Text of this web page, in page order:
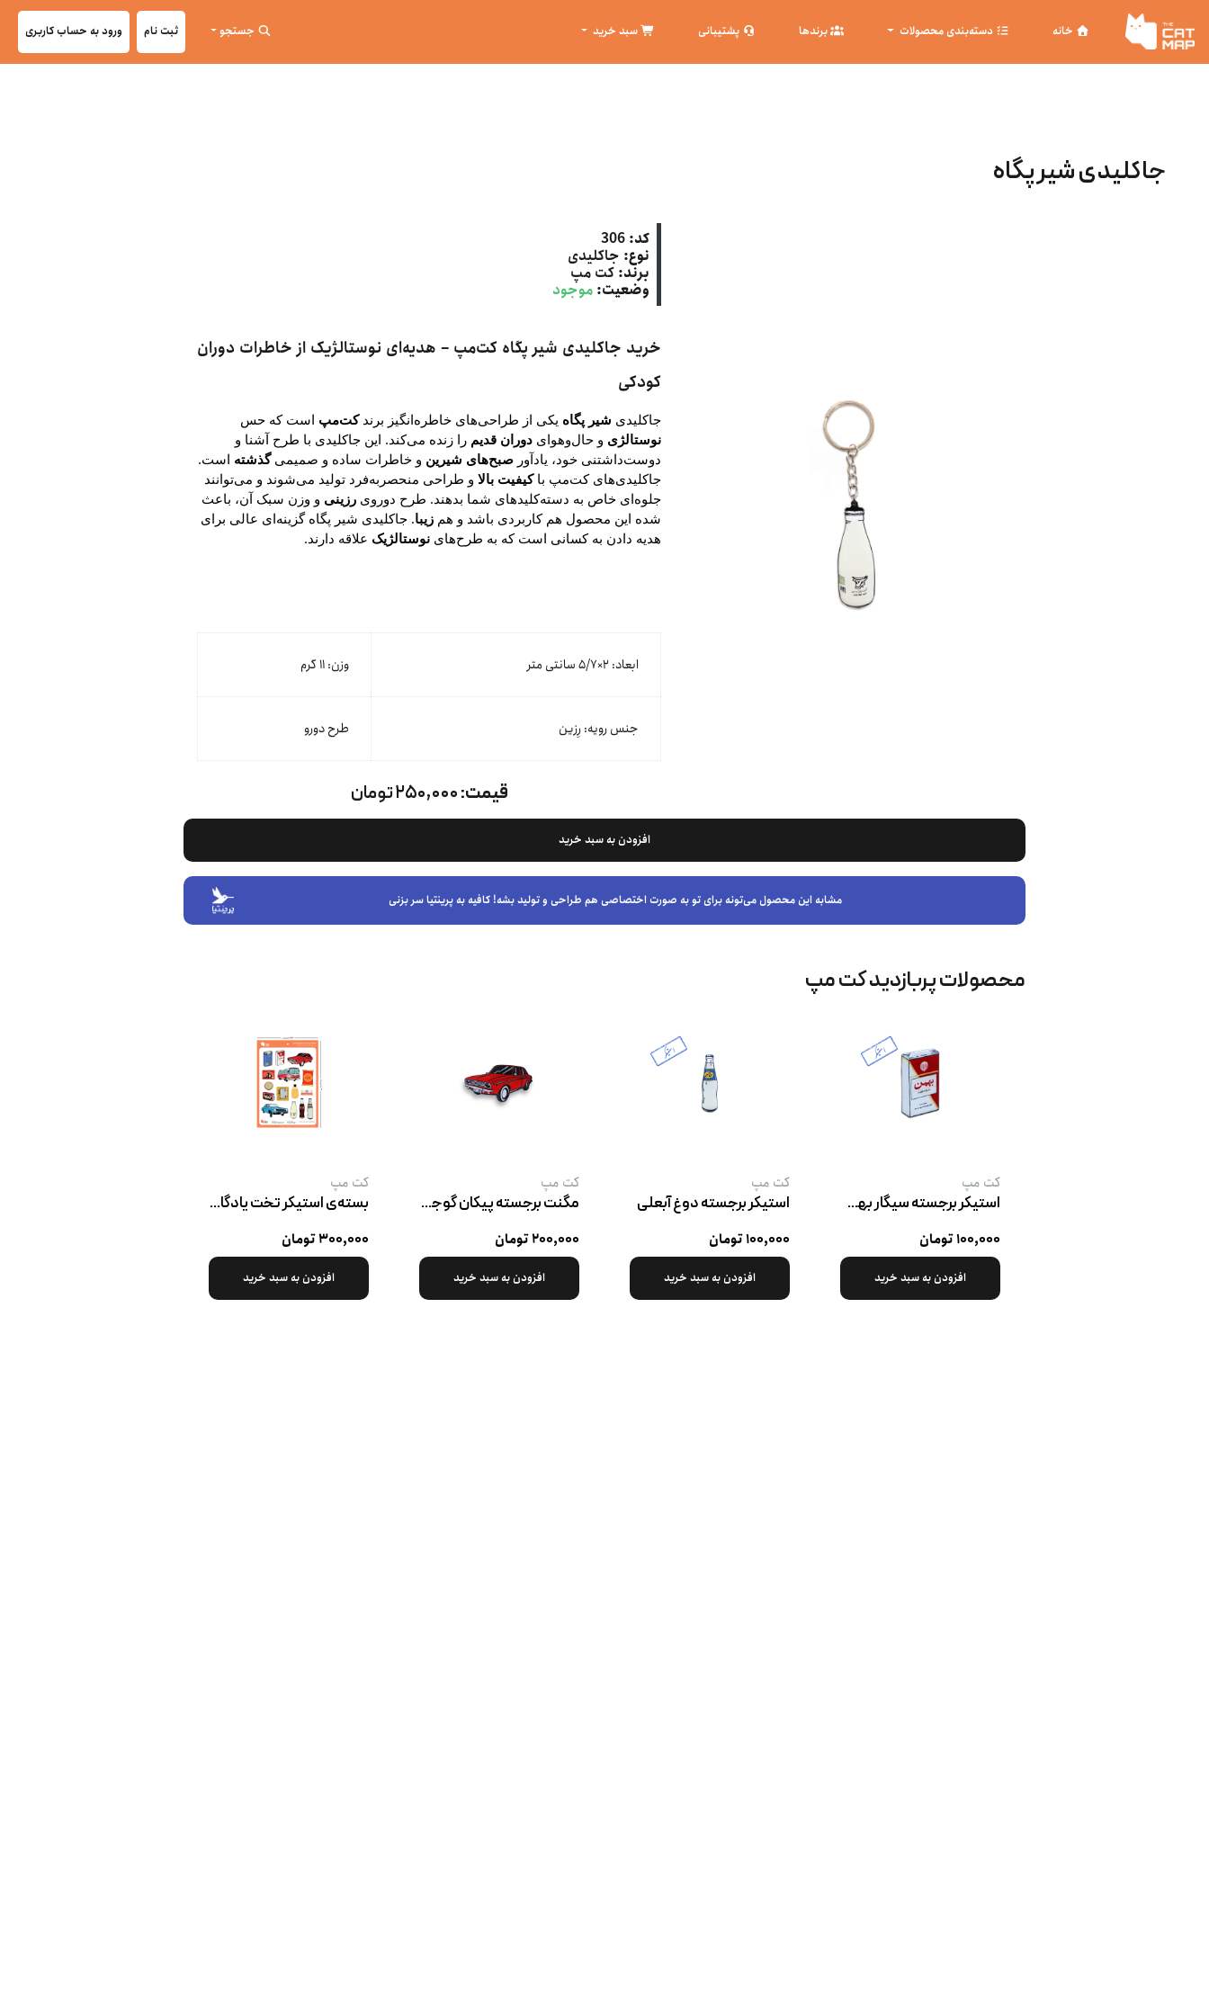
خانه دسته‌بندی محصولات برندها پشتیبانی سبد خرید جستجو ثبت نام ورود به حساب کاربری
جاکلیدی شیر پگاه
کد: 306
نوع: جاکلیدی
برند: کت‌ مپ
وضعیت: موجود
خرید جاکلیدی شیر پگاه کت‌مپ – هدیه‌ای نوستالژیک از خاطرات دوران
کودکی
جاکلیدی شیر پگاه یکی از طراحی‌های خاطره‌انگیز برندکت‌مپ است که حس
نوستالژی و حال‌وهوای دوران قدیم را زنده می‌کند. این جاکلیدی با طرح آشنا و
دوست‌داشتنی خود، یادآور صبح‌های شیرین و خاطرات ساده و صمیمیگذشته است.
جاکلیدی‌های کت‌مپ با کیفیت بالا و طراحی منحصربه‌فرد تولید می‌شوند و می‌توانند
جلوه‌ای خاص به دسته‌کلیدهای شما بدهند. طرح دوروی رزینی و وزن سبک آن، باعث
شده این محصول هم کاربردی باشد و هم زیبا. جاکلیدی شیر پگاه گزینه‌ای عالی برای
هدیه دادن به کسانی است که به طرح‌های نوستالژیک علاقه دارند.
ابعاد: ۲×۵/۷ سانتی متر وزن: ۱۱ گرم
جنس رویه: رِزین طرح دورو
قیمت:۲۵۰,۰۰۰ تومان
افزودن به سبد خرید
مشابه این محصول می‌تونه برای تو به صورت اختصاصی هم طراحی و تولید بشه! کافیه به پرینتیا سر بزنی
محصولات پربازدید کت‌ مپ
کت‌ مپ
استیکر برجسته سیگار بهمن
۱۰۰,۰۰۰ تومان
افزودن به سبد خرید
کت‌ مپ
استیکر برجسته دوغ آبعلی
۱۰۰,۰۰۰ تومان
افزودن به سبد خرید
کت‌ مپ
مگنت برجسته پیکان گوجه ‌ای
۲۰۰,۰۰۰ تومان
افزودن به سبد خرید
کت‌ مپ
بسته‌ی استیکر تخت یادگاری‌های نوستالژی
۳۰۰,۰۰۰ تومان
افزودن به سبد خرید